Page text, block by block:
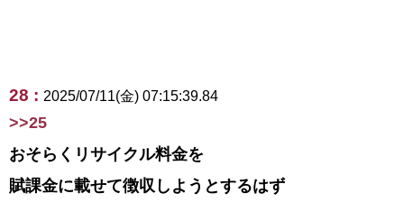
28 : 2025/07/11(金) 07:15:39.84
>>25
おそらくリサイクル料金を
賦課金に載せて徴収しようとするはず